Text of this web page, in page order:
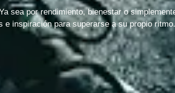
sea por rendimiento, bienestar o
inspiración para superarse a su propio ritmo.